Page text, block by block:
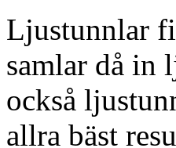
Ljustunnlar
samlar då in
också
allra bäst